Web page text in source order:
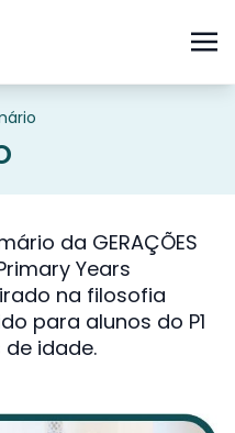
da GERAÇÕES
Years
na filosofia
para alunos do P1
de idade.